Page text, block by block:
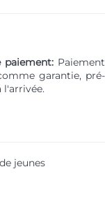
paiement: Paiement
garantie, pré-
l'arrivée.
jeunes